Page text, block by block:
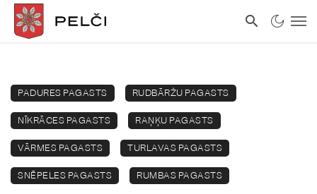
PADURES PAGASTS RUDBĀRŽU PAGASTS
NĪKRĀCES PAGASTS RAŅĶU PAGASTS
VĀRMES PAGASTS TURLAVAS PAGASTS
SNĒPELES PAGASTS RUMBAS PAGASTS